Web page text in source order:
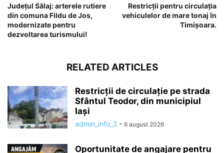
Județul Sălaj: arterele rutiere
din comuna Fildu de Jos,
modernizate pentru
dezvoltarea turismului!
Restricții pentru circulația
vehiculelor de mare tonaj în
Timișoara.
RELATED ARTICLES
Restricții de circulație pe strada
Sfântul Teodor, din municipiul
Iași
admin_info_3 - 6 august 2026
Oportunitate de angajare pentru